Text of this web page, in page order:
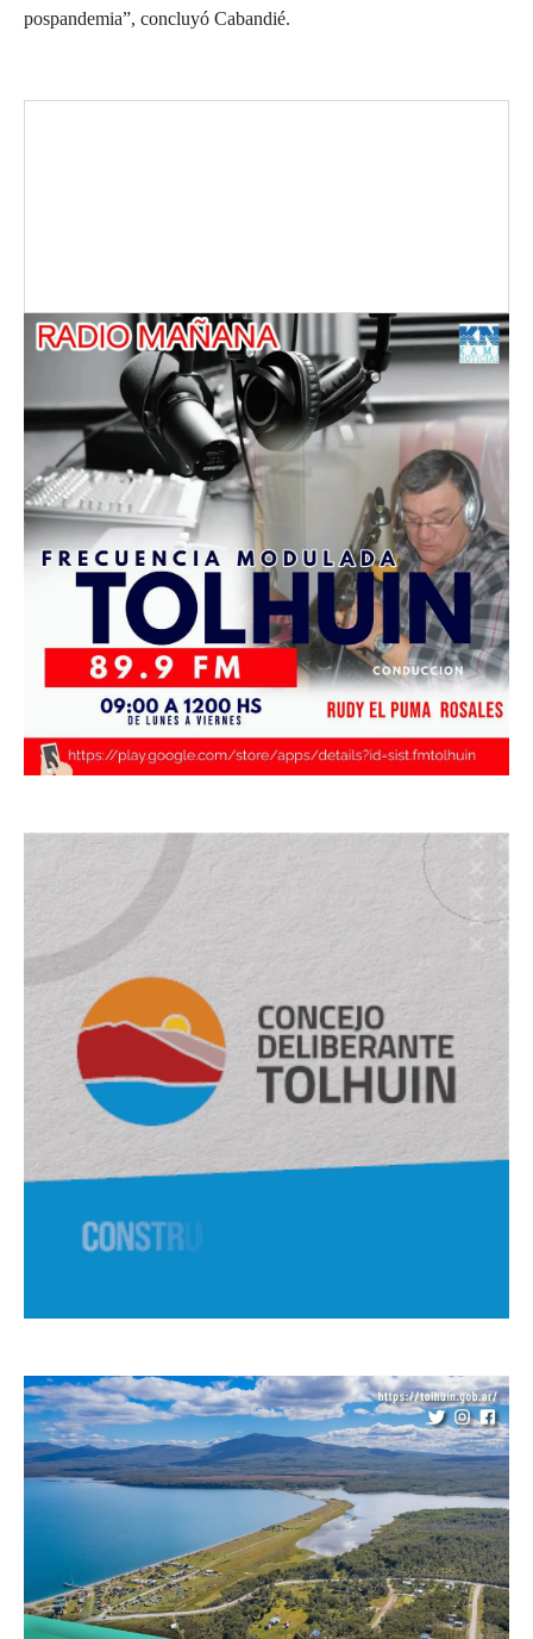
pospandemia”, concluyó Cabandié.